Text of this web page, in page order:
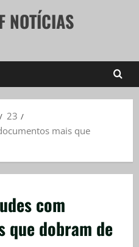
NOTÍCIAS
23
mais que
com
que dobram de